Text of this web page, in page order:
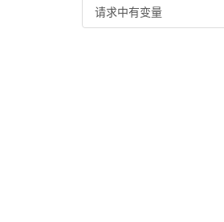
请求中有变量